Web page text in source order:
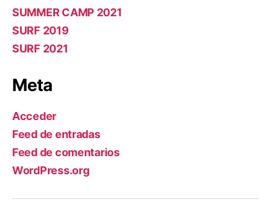
SUMMER CAMP 2021
SURF 2019
SURF 2021
Meta
Acceder
Feed de entradas
Feed de comentarios
WordPress.org